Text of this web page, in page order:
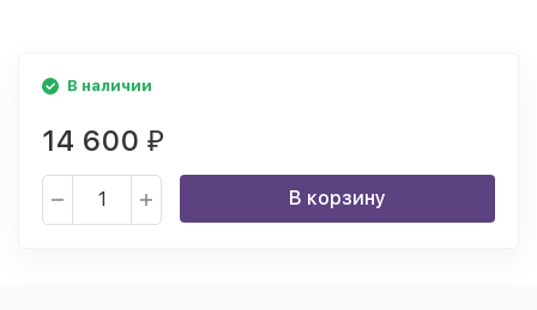
В наличии
14 600 ₽
В корзину